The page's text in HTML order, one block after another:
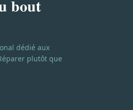
bout
dédié aux
plutôt que